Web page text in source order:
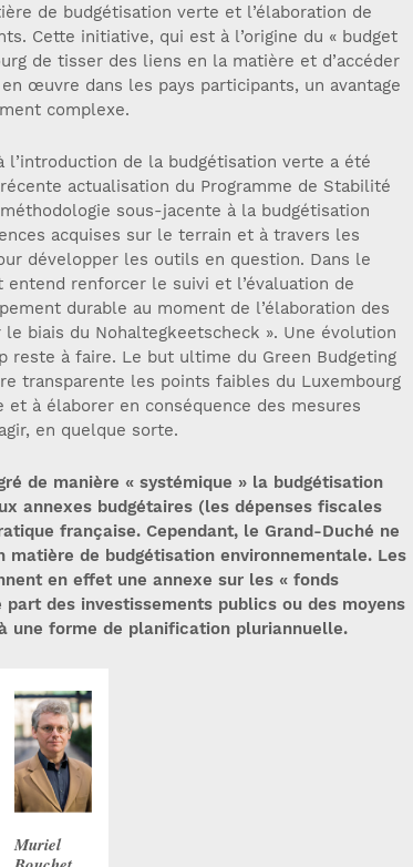
de budgétisation verte et l’élaboration de
Cette initiative, qui est à l’origine du « budget
de tisser des liens en la matière et d’accéder
œuvre dans les pays participants, un avantage
complexe.
l’introduction de la budgétisation verte a été
actualisation du Programme de Stabilité
sous-jacente à la budgétisation
acquises sur le terrain et à travers les
développer les outils en question. Dans le
entend renforcer le suivi et l’évaluation de
durable au moment de l’élaboration des
biais du Nohaltegkeetscheck ». Une évolution
reste à faire. Le but ultime du Green Budgeting
transparente les points faibles du Luxembourg
à élaborer en conséquence des mesures
en quelque sorte.
de manière « systémique » la budgétisation
annexes budgétaires (les dépenses fiscales
française. Cependant, le Grand-Duché ne
matière de budgétisation environnementale. Les
en effet une annexe sur les « fonds
des investissements publics ou des moyens
une forme de planification pluriannuelle.
Muriel